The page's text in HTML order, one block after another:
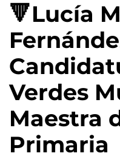
🔻Lucía
Verdes
Maestra
Primaria